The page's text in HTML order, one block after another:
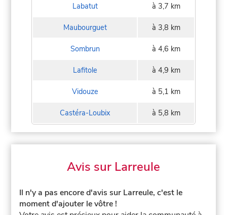
Labatut à 3,7 km
Maubourguet à 3,8 km
Sombrun à 4,6 km
Lafitole à 4,9 km
Vidouze à 5,1 km
Castéra-Loubix à 5,8 km
Avis sur Larreule
Il n'y a pas encore d'avis sur Larreule, c'est le
moment d'ajouter le vôtre !